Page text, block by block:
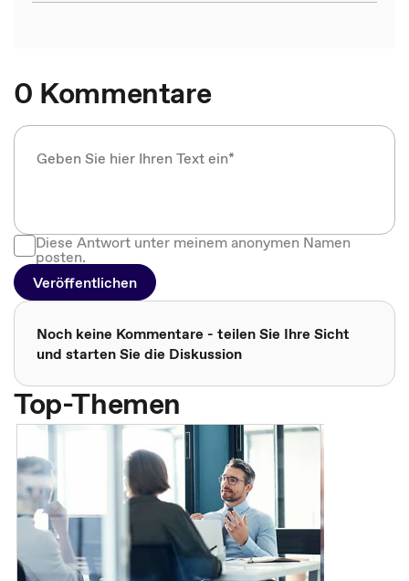
0 Kommentare
Diese Antwort unter meinem anonymen Namen
posten.
Veröffentlichen
Noch keine Kommentare - teilen Sie Ihre Sicht
und starten Sie die Diskussion
Top-Themen